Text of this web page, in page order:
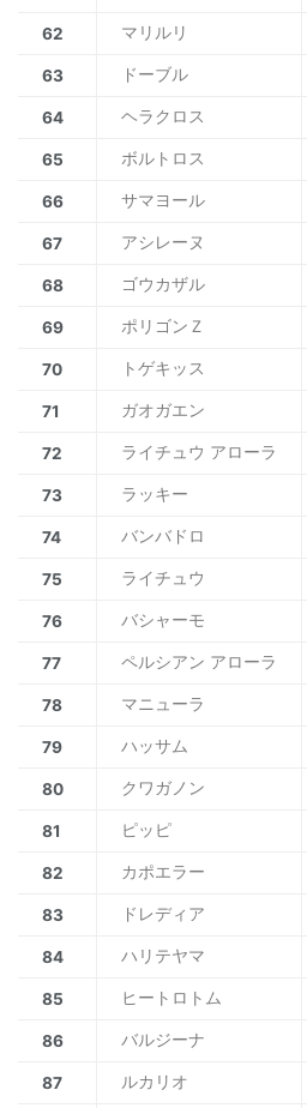
62 マリルリ
63 ドーブル
64 ヘラクロス
65 ボルトロス
66 サマヨール
67 アシレーヌ
68 ゴウカザル
69 ポリゴンＺ
70 トゲキッス
71 ガオガエン
72 ライチュウ アローラ
73 ラッキー
74 バンバドロ
75 ライチュウ
76 バシャーモ
77 ペルシアン アローラ
78 マニューラ
79 ハッサム
80 クワガノン
81 ピッピ
82 カポエラー
83 ドレディア
84 ハリテヤマ
85 ヒートロトム
86 バルジーナ
87 ルカリオ